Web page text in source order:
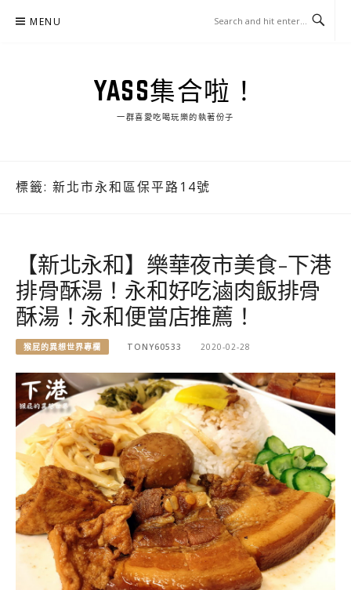
MENU
YASS集合啦！
一群喜愛吃喝玩樂的執著份子
標籤: 新北市永和區保平路14號
【新北永和】樂華夜市美食-下港
排骨酥湯！永和好吃滷肉飯排骨
酥湯！永和便當店推薦！
猴屁的異想世界專欄 TONY60533 2020-02-28